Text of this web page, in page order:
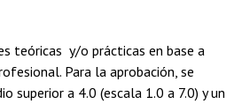
teóricas y/o prácticas en base a
Para la aprobación, se
superior a 4.0 (escala 1.0 a 7.0) y un